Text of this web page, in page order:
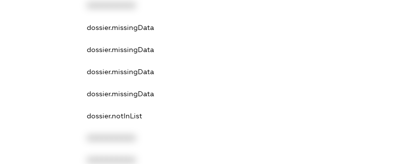
dossier.missingData
dossier.missingData
dossier.missingData
dossier.missingData
dossier.notInList